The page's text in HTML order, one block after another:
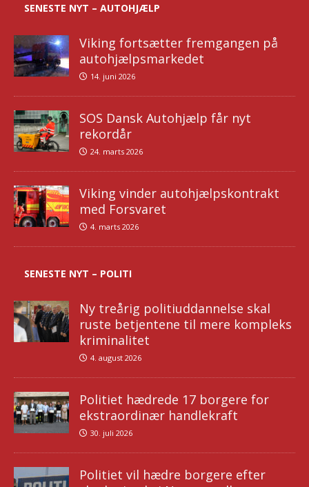
SENESTE NYT – AUTOHJÆLP
Viking fortsætter fremgangen på
autohjælpsmarkedet
14. juni 2026
SOS Dansk Autohjælp får nyt
rekordår
24. marts 2026
Viking vinder autohjælpskontrakt
med Forsvaret
4. marts 2026
SENESTE NYT – POLITI
Ny treårig politiuddannelse skal
ruste betjentene til mere kompleks
kriminalitet
4. august 2026
Politiet hædrede 17 borgere for
ekstraordinær handlekraft
30. juli 2026
Politiet vil hædre borgere efter